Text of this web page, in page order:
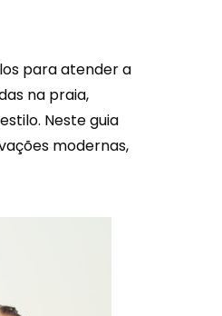
para atender a
na praia,
Neste guia
modernas,